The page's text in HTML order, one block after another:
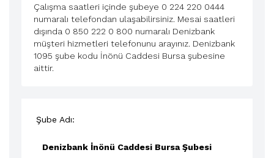
Çalışma saatleri içinde şubeye 0 224 220 0444
numaralı telefondan ulaşabilirsiniz. Mesai saatleri
dışında 0 850 222 0 800 numaralı Denizbank
müşteri hizmetleri telefonunu arayınız. Denizbank
1095 şube kodu İnönü Caddesi Bursa şubesine
aittir.
Şube Adı:
Denizbank İnönü Caddesi Bursa Şubesi